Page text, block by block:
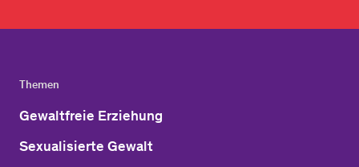
Themen
Gewaltfreie Erziehung
Sexualisierte Gewalt